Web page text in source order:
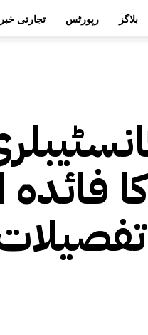
تجارتی رپورٹس بلاگز
فائدہ